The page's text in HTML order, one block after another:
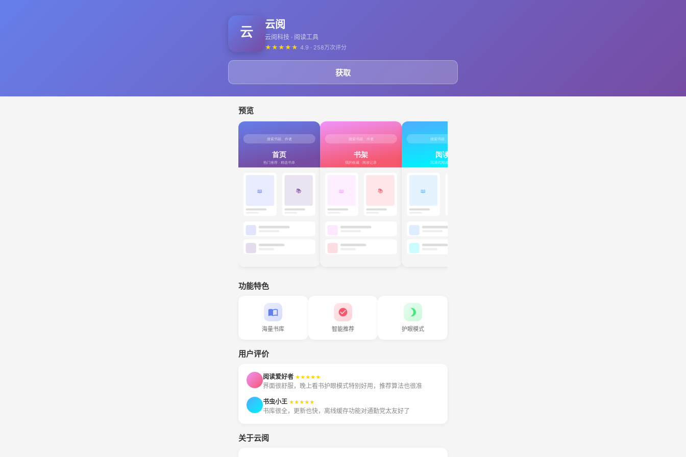
云阅
云阅科技 · 阅读工具
★ ★ ★ ★ ★ 4.9 · 258万次评分
获取
预览
功能特色
海量书库 智能推荐 护眼模式
用户评价
阅读爱好者 ★★★★★
界面很舒服，晚上看书护眼模式特别好用，推荐算法也很准
书虫小王 ★★★★★
书库很全，更新也快，离线缓存功能对通勤党太友好了
关于云阅